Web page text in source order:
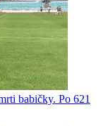
babičky. Po 621